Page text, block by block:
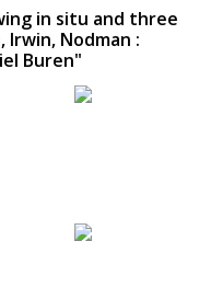
in situ and three
Irwin, Nodman :
Buren"